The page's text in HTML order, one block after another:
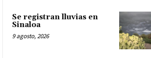
Se registran lluvias en
Sinaloa
9 agosto, 2026